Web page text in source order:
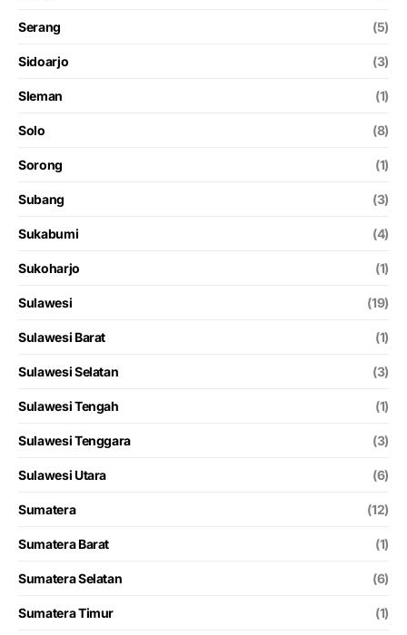
Serang (5)
Sidoarjo (3)
Sleman (1)
Solo (8)
Sorong (1)
Subang (3)
Sukabumi (4)
Sukoharjo (1)
Sulawesi (19)
Sulawesi Barat (1)
Sulawesi Selatan (3)
Sulawesi Tengah (1)
Sulawesi Tenggara (3)
Sulawesi Utara (6)
Sumatera (12)
Sumatera Barat (1)
Sumatera Selatan (6)
Sumatera Timur (1)